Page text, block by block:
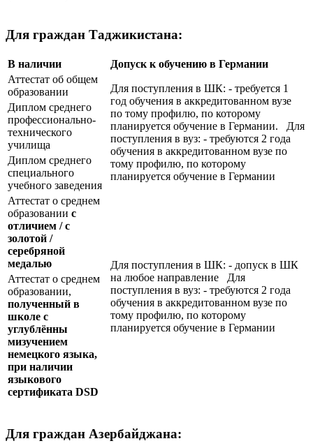
Для граждан Таджикистана:
В наличии
Допуск к обучению в Германии
Аттестат об общем
образовании
Для поступления в ШК: - требуется 1
год обучения в аккредитованном вузе
по тому профилю, по которому
планируется обучение в Германии. Для
поступления в вуз: - требуются 2 года
обучения в аккредитованном вузе по
тому профилю, по которому
планируется обучение в Германии
Диплом среднего
профессионально-
технического
училища
Диплом среднего
специального
учебного заведения
Аттестат о среднем
образовании с
отличием / с
золотой /
серебряной
медалью
Для поступления в ШК: - допуск в ШК
на любое направление Для
поступления в вуз: - требуются 2 года
обучения в аккредитованном вузе по
тому профилю, по которому
планируется обучение в Германии
Аттестат о среднем
образовании,
полученный в
школе с
углублённы
мизучением
немецкого языка,
при наличии
языкового
сертификата DSD
Для граждан Азербайджана: